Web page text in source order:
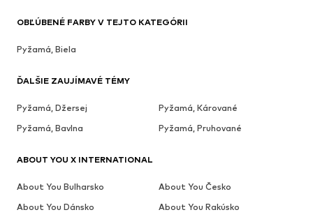
OBĽÚBENÉ FARBY V TEJTO KATEGÓRII
Pyžamá, Biela
ĎALŠIE ZAUJÍMAVÉ TÉMY
Pyžamá, Džersej
Pyžamá, Kárované
Pyžamá, Bavlna
Pyžamá, Pruhované
ABOUT YOU X INTERNATIONAL
About You Bulharsko
About You Česko
About You Dánsko
About You Rakúsko